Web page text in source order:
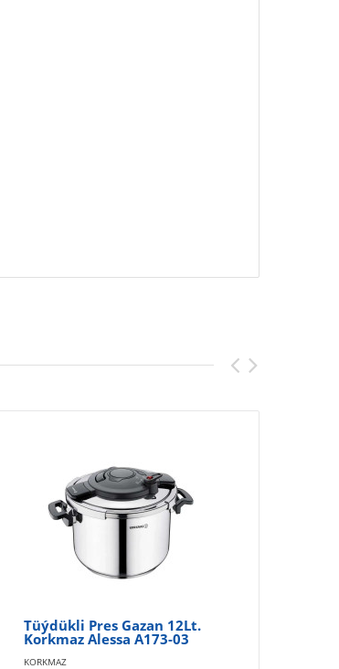
Tüýdükli Pres Gazan 12Lt.
Korkmaz Alessa A173-03
KORKMAZ